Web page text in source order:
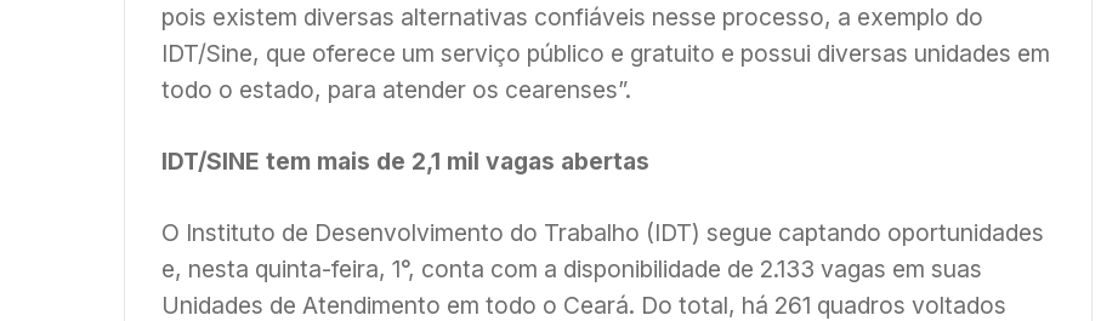
pois existem diversas alternativas confiáveis nesse processo, a exemplo do
IDT/Sine, que oferece um serviço público e gratuito e possui diversas unidades em
todo o estado, para atender os cearenses”.
IDT/SINE tem mais de 2,1 mil vagas abertas
O Instituto de Desenvolvimento do Trabalho (IDT) segue captando oportunidades
e, nesta quinta-feira, 1°, conta com a disponibilidade de 2.133 vagas em suas
Unidades de Atendimento em todo o Ceará. Do total, há 261 quadros voltados